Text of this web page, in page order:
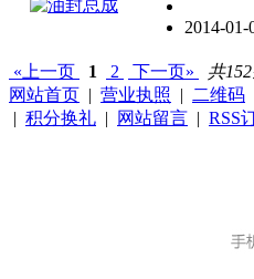
2014-01-
«上一页 1 2 下一页»
共
网站首页 | 营业执照 | 二维码
| 积分换礼 | 网站留言 | RSS